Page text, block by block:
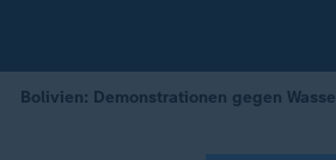
Bolivien: Demonstrationen gegen